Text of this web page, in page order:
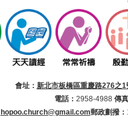
會址： 新北市板橋區重慶路276之1
電話： 2958-4988 傳
hopoo.church@gmail.com郵政劃撥：